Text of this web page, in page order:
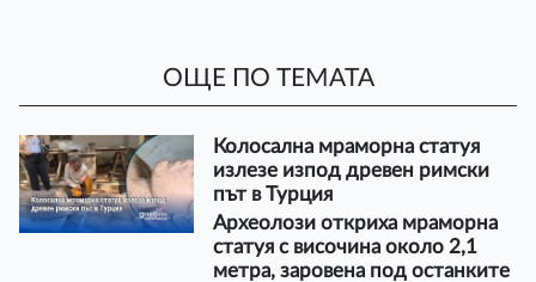
ОЩЕ ПО ТЕМАТА
Колосална мраморна статуя
излезе изпод древен римски
път в Турция
Археолози откриха мраморна
статуя с височина около 2,1
метра, заровена под останките